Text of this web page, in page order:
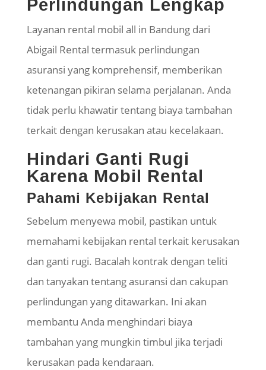
Perlindungan Lengkap
Layanan rental mobil all in Bandung dari
Abigail Rental termasuk perlindungan
asuransi yang komprehensif, memberikan
ketenangan pikiran selama perjalanan. Anda
tidak perlu khawatir tentang biaya tambahan
terkait dengan kerusakan atau kecelakaan.
Hindari Ganti Rugi
Karena Mobil Rental
Pahami Kebijakan Rental
Sebelum menyewa mobil, pastikan untuk
memahami kebijakan rental terkait kerusakan
dan ganti rugi. Bacalah kontrak dengan teliti
dan tanyakan tentang asuransi dan cakupan
perlindungan yang ditawarkan. Ini akan
membantu Anda menghindari biaya
tambahan yang mungkin timbul jika terjadi
kerusakan pada kendaraan.